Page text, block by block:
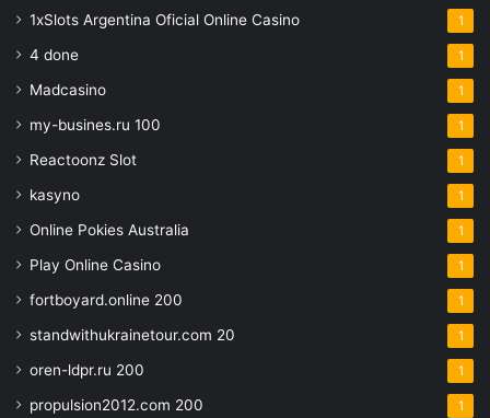
1xSlots Argentina Oficial Online Casino 1
4 done 1
Madcasino 1
my-busines.ru 100 1
Reactoonz Slot 1
kasyno 1
Online Pokies Australia 1
Play Online Casino 1
fortboyard.online 200 1
standwithukrainetour.com 20 1
oren-ldpr.ru 200 1
propulsion2012.com 200 1